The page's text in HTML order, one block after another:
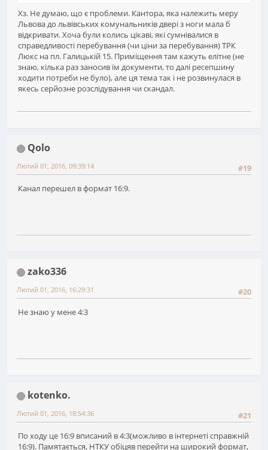
Хз. Не думаю, що є проблеми. Кантора, яка належить меру
Львова до львівських комунальників двері з ноги мала б
відкривати. Хоча були колись цікаві, які сумнівалися в
справедливості перебування (чи ціни за перебування) ТРК
Люкс на пл. Галицькій 15. Приміщення там кажуть елітне (не
знаю, кілька раз заносив їм документи, то далі ресепшину
ходити потреби не було), але ця тема так і не розвинулася в
якесь серйозне розслідування чи скандал.
Qolo
#19
Лютий 01, 2016, 09:39:14
Канал перешел в формат 16:9.
zako336
#20
Лютий 01, 2016, 16:29:31
Не знаю у мене 4:3
kotenko.
#21
Лютий 01, 2016, 18:54:36
По ходу це 16:9 вписаний в 4:3(можливо в інтернеті справжній
16:9). Памятається, НТКУ обіцяв перейти на широкий формат,